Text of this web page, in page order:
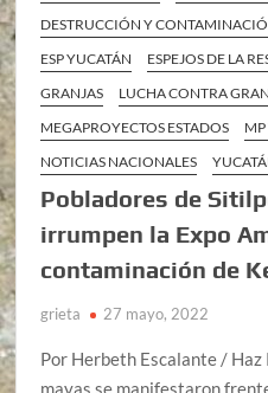
DESTRUCCIÓN Y
ESP YUCATÁN
ESPEJOS DE LA
GRANJAS
LUCHA CONTRA
MEGAPROYECTOS ESTADOS
NOTICIAS NACIONALES
Pobladores de
irrumpen la Expo
contaminación de
grieta 27 mayo, 2022
Por Herbeth Escalante /
mayas se manifestaron